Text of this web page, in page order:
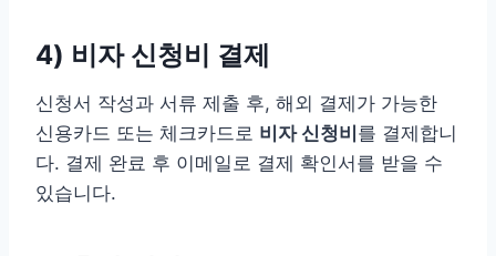
4) 비자 신청비 결제
신청서 작성과 서류 제출 후, 해외 결제가 가능한
신용카드 또는 체크카드로 비자 신청비를 결제합니
다. 결제 완료 후 이메일로 결제 확인서를 받을 수
있습니다.